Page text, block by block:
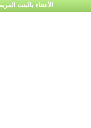
> الأعتناء بالبنت